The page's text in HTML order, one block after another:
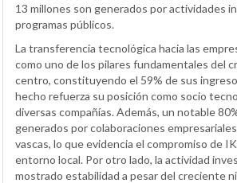
13 millones son generados por actividades
programas públicos.
La transferencia tecnológica hacia las
como uno de los pilares fundamentales del
centro, constituyendo el 59% de sus
hecho refuerza su posición como socio
diversas compañías. Además, un notable
generados por colaboraciones
vascas, lo que evidencia el compromiso de
entorno local. Por otro lado, la actividad
mostrado estabilidad a pesar del creciente